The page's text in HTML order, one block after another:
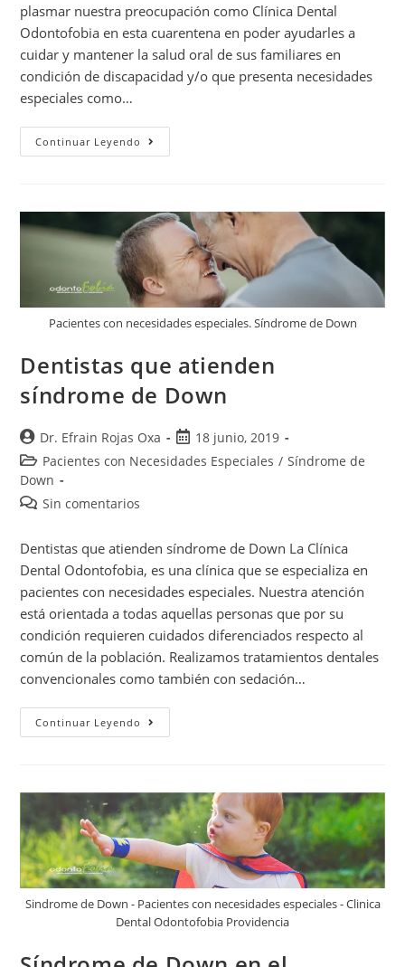
plasmar nuestra preocupación como Clínica Dental
Odontofobia en esta cuarentena en poder ayudarles a
cuidar y mantener la salud oral de sus familiares en
condición de discapacidad y/o que presenta necesidades
especiales como…
Continuar Leyendo
Pacientes con necesidades especiales. Síndrome de Down
Dentistas que atienden
síndrome de Down
Dr. Efrain Rojas Oxa
18 junio, 2019
Pacientes con Necesidades Especiales / Síndrome de
Down
Sin comentarios
Dentistas que atienden síndrome de Down La Clínica
Dental Odontofobia, es una clínica que se especializa en
pacientes con necesidades especiales. Nuestra atención
está orientada a todas aquellas personas que por su
condición requieren cuidados diferenciados respecto al
común de la población. Realizamos tratamientos dentales
convencionales como también con sedación…
Continuar Leyendo
Sindrome de Down - Pacientes con necesidades especiales - Clinica
Dental Odontofobia Providencia